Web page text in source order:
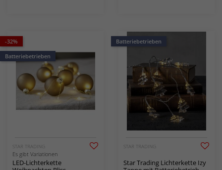
-32%
Batteriebetrieben
STAR TRADING
Es gibt Variationen
LED-Lichterkette
Batteriebetrieben
STAR TRADING
Star Trading Lichterkette Izy